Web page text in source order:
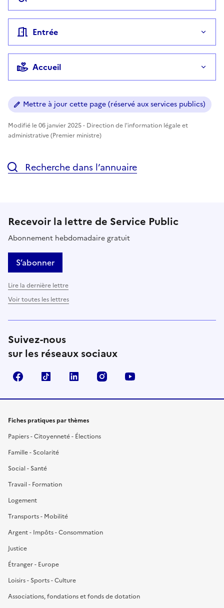
Entrée
Accueil
Mettre à jour cette page (réservé aux services publics)
Modifié le 06 janvier 2025 - Direction de l'information légale et
administrative (Premier ministre)
Recherche dans l’annuaire
Recevoir la lettre de Service Public
Abonnement hebdomadaire gratuit
S’abonner
Lire la dernière lettre
Voir toutes les lettres
Suivez-nous
sur les réseaux sociaux
FacebookTikTok LinkedIn Instagram
Fiches pratiques par thèmes
Papiers - Citoyenneté - Élections
Famille - Scolarité
Social - Santé
Travail - Formation
Logement
Transports - Mobilité
Argent - Impôts - Consommation
Justice
Étranger - Europe
Loisirs - Sports - Culture
Associations, fondations et fonds de dotation